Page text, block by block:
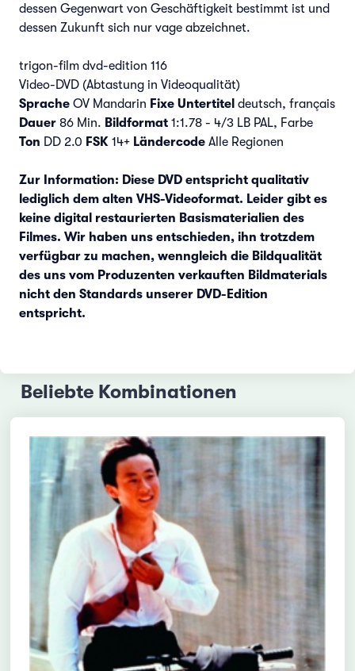
dessen Gegenwart von Geschäftigkeit bestimmt ist und
dessen Zukunft sich nur vage abzeichnet.
trigon-film dvd-edition 116
Video-DVD (Abtastung in Videoqualität)
Sprache OV Mandarin Fixe Untertitel deutsch, français
Dauer 86 Min. Bildformat 1:1.78 - 4/3 LB PAL, Farbe
Ton DD 2.0 FSK 14+ Ländercode Alle Regionen
Zur Information: Diese DVD entspricht qualitativ
lediglich dem alten VHS-Videoformat. Leider gibt es
keine digital restaurierten Basismaterialien des
Filmes. Wir haben uns entschieden, ihn trotzdem
verfügbar zu machen, wenngleich die Bildqualität
des uns vom Produzenten verkauften Bildmaterials
nicht den Standards unserer DVD-Edition
entspricht.
Beliebte Kombinationen